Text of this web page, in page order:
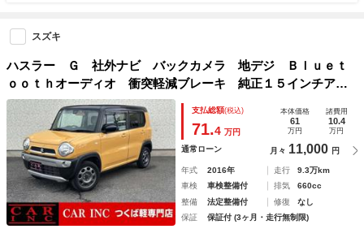
スズキ
ハスラー Ｇ 社外ナビ バックカメラ 地デジ Ｂｌｕｅｔ
ｏｏｔｈオーディオ 衝突軽減ブレーキ 純正１５インチアル
ミホイール シートヒーター ＥＴＣ スマートキー プッシ
ュスタート
支払総額(税込)
71.4 万円
本体価格
61
万円
諸費用
10.4
万円
通常ローン 月々 11,000 円
年式 2016年 走行
9.3万km
車検
車検整備付 排気
660cc
整備
法定整備付 修復
なし
保証
保証付 (3ヶ月・走行無制限)